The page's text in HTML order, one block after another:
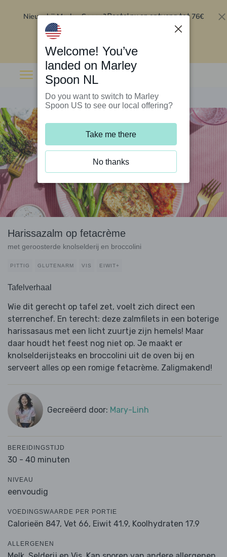
Nieuw bij Marley Spoon?Bestel nu en ontvang tot 76€
Harissazalm op fetacrème
met geroosterde knolselderij en broccolini
PITTIG GLUTENARM VIS EIWIT+
Tafelverhaal
Wie dit gerecht op tafel zet, voelt zich direct een
sterrenchef. En terecht: deze zalmfilets in een boterige
harissasaus met een licht zuurtje zijn hemels! Maar
daar houdt het feest nog niet op. Je maakt er
knolselderijsteaks en broccolini uit de oven bij en
serveert alles op een romige fetacrème. Zaligmakend!
Gecreëerd door: Mary-Linh
BEREIDINGSTIJD
30 - 40 minuten
NIVEAU
eenvoudig
VOEDINGSWAARDE PER PORTIE
Calorieën 847, Vet 66, Eiwit 41.9, Koolhydraten 17.9
ALLERGENEN
Welcome! You’ve
landed on Marley
Spoon NL
Do you want to switch to Marley
Spoon US to see our local offering?
Take me there
No thanks